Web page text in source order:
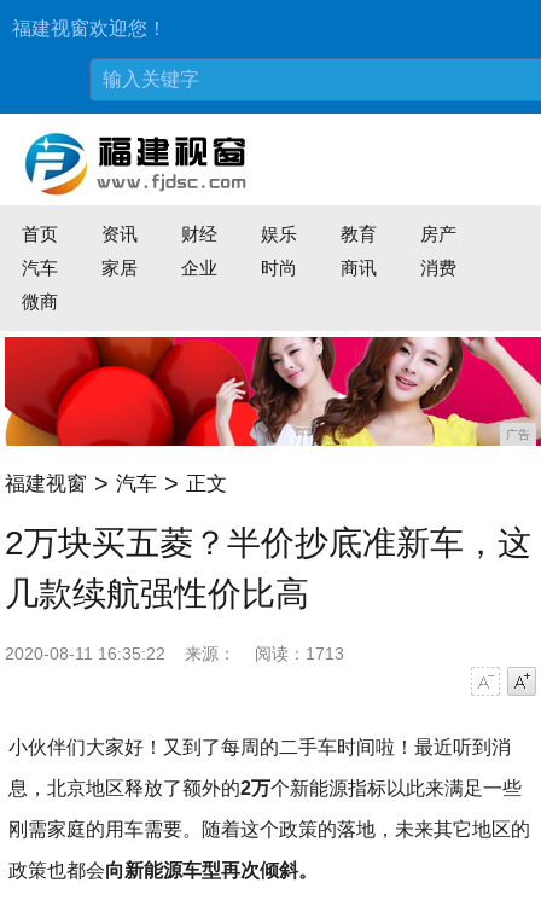
福建视窗欢迎您！
首页 资讯 财经 娱乐 教育
房产
汽车
家居 企业 时尚 商讯
消费
微商
广告
福建视窗 > 汽车 > 正文
2万块买五菱？半价抄底准新车，这
几款续航强性价比高
2020-08-11 16:35:22 来源：
阅读：1713
小伙伴们大家好！又到了每周的二手车时间啦！最近听到消
息，北京地区释放了额外的2万个新能源指标以此来满足一些
刚需家庭的用车需要。随着这个政策的落地，未来其它地区的
政策也都会向新能源车型再次倾斜。